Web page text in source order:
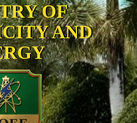
OF
AND